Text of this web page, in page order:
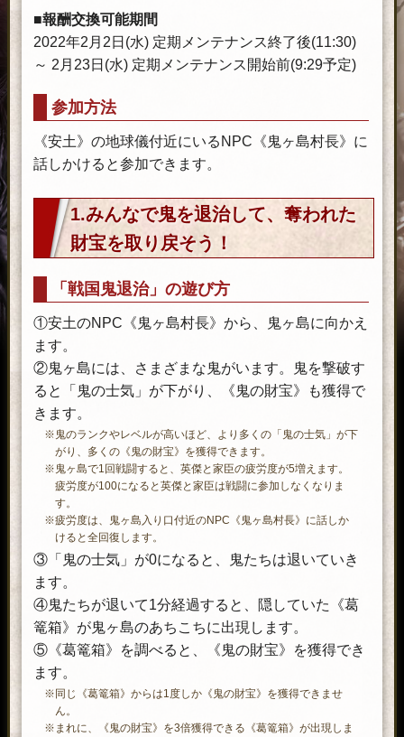
■報酬交換可能期間
2022年2月2日(水) 定期メンテナンス終了後(11:30)
～ 2月23日(水) 定期メンテナンス開始前(9:29予定)
参加方法
《安土》の地球儀付近にいるNPC《鬼ヶ島村長》に
話しかけると参加できます。
1.みんなで鬼を退治して、奪われた
財宝を取り戻そう！
「戦国鬼退治」の遊び方
①安土のNPC《鬼ヶ島村長》から、鬼ヶ島に向かえ
ます。
②鬼ヶ島には、さまざまな鬼がいます。鬼を撃破す
ると「鬼の士気」が下がり、《鬼の財宝》も獲得で
きます。
※鬼のランクやレベルが高いほど、より多くの「鬼の士気」が下
がり、多くの《鬼の財宝》を獲得できます。
※鬼ヶ島で1回戦闘すると、英傑と家臣の疲労度が5増えます。
疲労度が100になると英傑と家臣は戦闘に参加しなくなりま
す。
※疲労度は、鬼ヶ島入り口付近のNPC《鬼ヶ島村長》に話しか
けると全回復します。
③「鬼の士気」が0になると、鬼たちは退いていき
ます。
④鬼たちが退いて1分経過すると、隠していた《葛
篭箱》が鬼ヶ島のあちこちに出現します。
⑤《葛篭箱》を調べると、《鬼の財宝》を獲得でき
ます。
※同じ《葛篭箱》からは1度しか《鬼の財宝》を獲得できませ
ん。
※まれに、《鬼の財宝》を3倍獲得できる《葛篭箱》が出現しま